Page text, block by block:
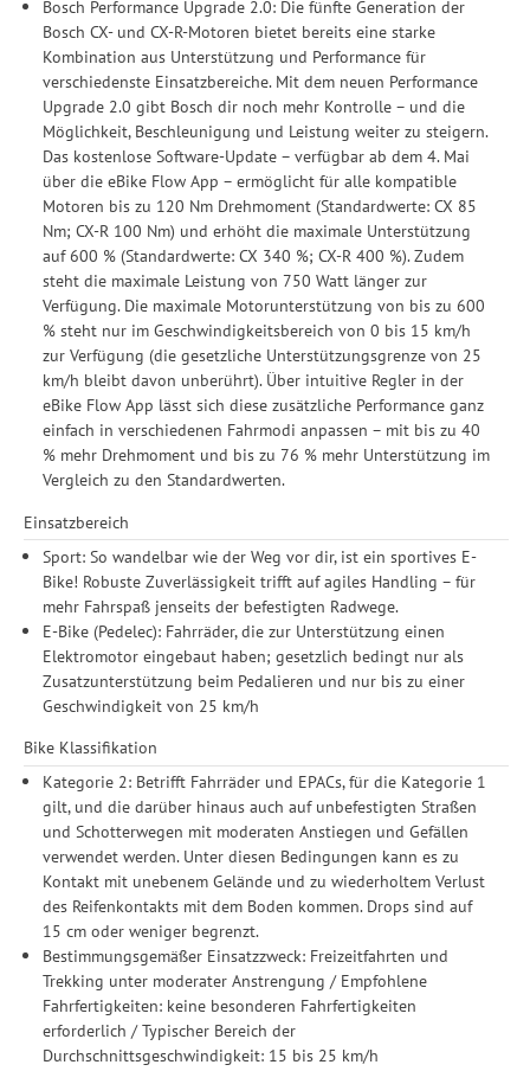
Bosch Performance Upgrade 2.0: Die fünfte Generation der
Bosch CX- und CX-R-Motoren bietet bereits eine starke
Kombination aus Unterstützung und Performance für
verschiedenste Einsatzbereiche. Mit dem neuen Performance
Upgrade 2.0 gibt Bosch dir noch mehr Kontrolle – und die
Möglichkeit, Beschleunigung und Leistung weiter zu steigern.
Das kostenlose Software-Update – verfügbar ab dem 4. Mai
über die eBike Flow App – ermöglicht für alle kompatible
Motoren bis zu 120 Nm Drehmoment (Standardwerte: CX 85
Nm; CX-R 100 Nm) und erhöht die maximale Unterstützung
auf 600 % (Standardwerte: CX 340 %; CX-R 400 %). Zudem
steht die maximale Leistung von 750 Watt länger zur
Verfügung. Die maximale Motorunterstützung von bis zu 600
% steht nur im Geschwindigkeitsbereich von 0 bis 15 km/h
zur Verfügung (die gesetzliche Unterstützungsgrenze von 25
km/h bleibt davon unberührt). Über intuitive Regler in der
eBike Flow App lässt sich diese zusätzliche Performance ganz
einfach in verschiedenen Fahrmodi anpassen – mit bis zu 40
% mehr Drehmoment und bis zu 76 % mehr Unterstützung im
Vergleich zu den Standardwerten.
Einsatzbereich
Sport: So wandelbar wie der Weg vor dir, ist ein sportives E-
Bike! Robuste Zuverlässigkeit trifft auf agiles Handling – für
mehr Fahrspaß jenseits der befestigten Radwege.
E-Bike (Pedelec): Fahrräder, die zur Unterstützung einen
Elektromotor eingebaut haben; gesetzlich bedingt nur als
Zusatzunterstützung beim Pedalieren und nur bis zu einer
Geschwindigkeit von 25 km/h
Bike Klassifikation
Kategorie 2: Betrifft Fahrräder und EPACs, für die Kategorie 1
gilt, und die darüber hinaus auch auf unbefestigten Straßen
und Schotterwegen mit moderaten Anstiegen und Gefällen
verwendet werden. Unter diesen Bedingungen kann es zu
Kontakt mit unebenem Gelände und zu wiederholtem Verlust
des Reifenkontakts mit dem Boden kommen. Drops sind auf
15 cm oder weniger begrenzt.
Bestimmungsgemäßer Einsatzzweck: Freizeitfahrten und
Trekking unter moderater Anstrengung / Empfohlene
Fahrfertigkeiten: keine besonderen Fahrfertigkeiten
erforderlich / Typischer Bereich der
Durchschnittsgeschwindigkeit: 15 bis 25 km/h